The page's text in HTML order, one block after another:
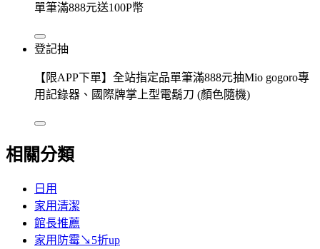
單筆滿888元送100P幣
登記抽
【限APP下單】全站指定品單筆滿888元抽Mio gogoro專
用記錄器、國際牌掌上型電鬍刀 (顏色隨機)
相關分類
日用
家用清潔
館長推薦
家用防霉↘5折up